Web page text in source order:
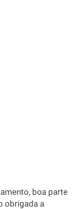
boa parte
obrigada a